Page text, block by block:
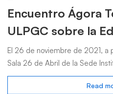
Encuentro Ágora
ULPGC sobre la
El 26 de noviembre de 2021, a
Sala 26 de Abril de la Sede
Read